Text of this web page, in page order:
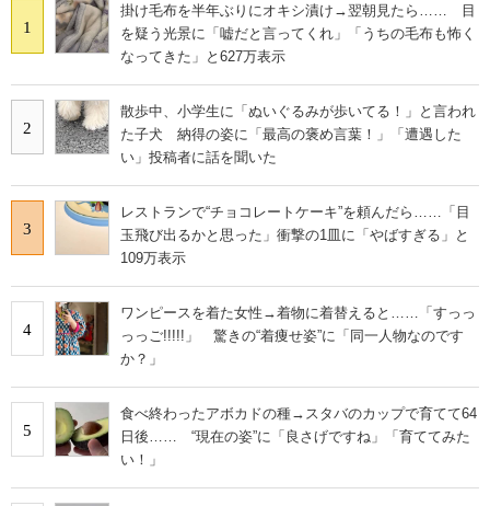
1
掛け毛布を半年ぶりにオキシ漬け→翌朝見たら…… 目
を疑う光景に「嘘だと言ってくれ」「うちの毛布も怖く
なってきた」と627万表示
2
散歩中、小学生に「ぬいぐるみが歩いてる！」と言われ
た子犬 納得の姿に「最高の褒め言葉！」「遭遇した
い」投稿者に話を聞いた
3
レストランで“チョコレートケーキ”を頼んだら……「目
玉飛び出るかと思った」衝撃の1皿に「やばすぎる」と
109万表示
4
ワンピースを着た女性→着物に着替えると……「すっっ
っっご!!!!!」 驚きの“着痩せ姿”に「同一人物なのです
か？」
5
食べ終わったアボカドの種→スタバのカップで育てて64
日後…… “現在の姿”に「良さげですね」「育ててみた
い！」